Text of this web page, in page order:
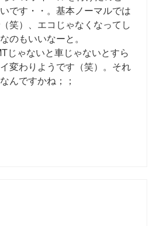
です・・。基本ノーマルでは
笑）、エコじゃなくなってし
のもいいなーと。
じゃないと車じゃないとすら
変わりようです（笑）。それ
んですかね；；